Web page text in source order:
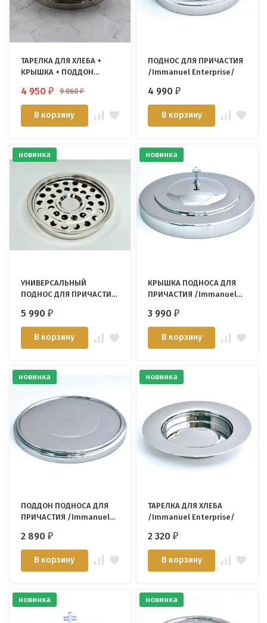
ТАРЕЛКА ДЛЯ ХЛЕБА +
КРЫШКА + ПОДДОН
4 950₽ 9 060₽
В корзину
ПОДНОС ДЛЯ ПРИЧАСТИЯ
/Immanuel Enterprise/
4 990₽
В корзину
новинка
УНИВЕРСАЛЬНЫЙ
ПОДНОС ДЛЯ ПРИЧАСТИЯ
/Immanuel Enterprise/
5 990₽
В корзину
новинка
КРЫШКА ПОДНОСА ДЛЯ
ПРИЧАСТИЯ /Immanuel
3 990₽
В корзину
новинка
ПОДДОН ПОДНОСА ДЛЯ
ПРИЧАСТИЯ /Immanuel
2 890₽
В корзину
новинка
ТАРЕЛКА ДЛЯ ХЛЕБА
/Immanuel Enterprise/
2 320₽
В корзину
новинка новинка